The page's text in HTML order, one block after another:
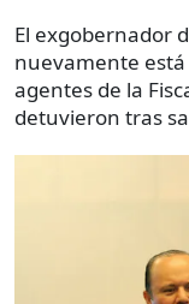
El exgobernador
nuevamente
agentes de la
detuvieron tras